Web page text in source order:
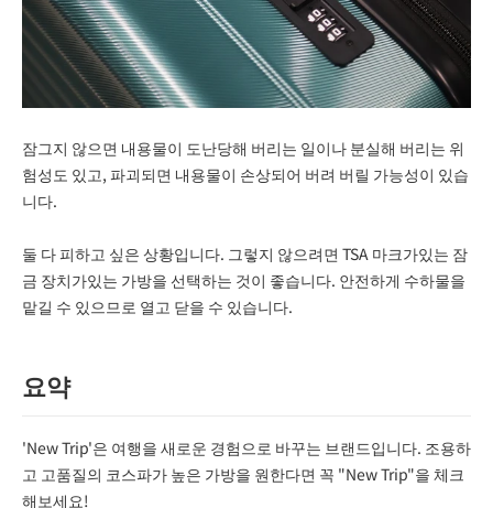
잠그지 않으면 내용물이 도난당해 버리는 일이나 분실해 버리는 위
험성도 있고, 파괴되면 내용물이 손상되어 버려 버릴 가능성이 있습
니다.
둘 다 피하고 싶은 상황입니다. 그렇지 않으려면 TSA 마크가있는 잠
금 장치가있는 가방을 선택하는 것이 좋습니다. 안전하게 수하물을
맡길 수 있으므로 열고 닫을 수 있습니다.
요약
'New Trip'은 여행을 새로운 경험으로 바꾸는 브랜드입니다. 조용하
고 고품질의 코스파가 높은 가방을 원한다면 꼭 "New Trip"을 체크
해보세요!